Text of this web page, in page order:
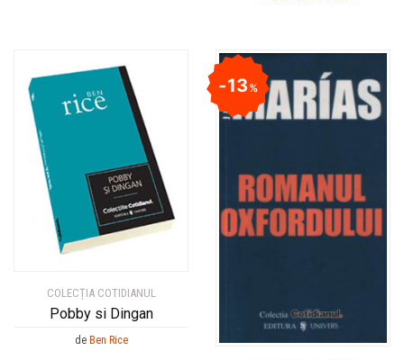
COLECȚIA COTIDIANUL
Pobby si Dingan
de Ben Rice
13%